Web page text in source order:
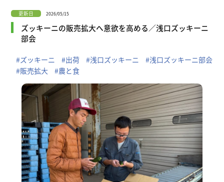
更新日 2026/05/15
ズッキーニの販売拡大へ意欲を高める／浅口ズッキーニ
部会
#ズッキーニ #出荷 #浅口ズッキーニ
#浅口ズッキーニ部会
#販売拡大
#農と食